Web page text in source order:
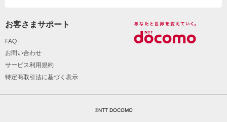
お客さまサポート
FAQ
お問い合わせ
サービス利用規約
特定商取引法に基づく表示
©NTT DOCOMO